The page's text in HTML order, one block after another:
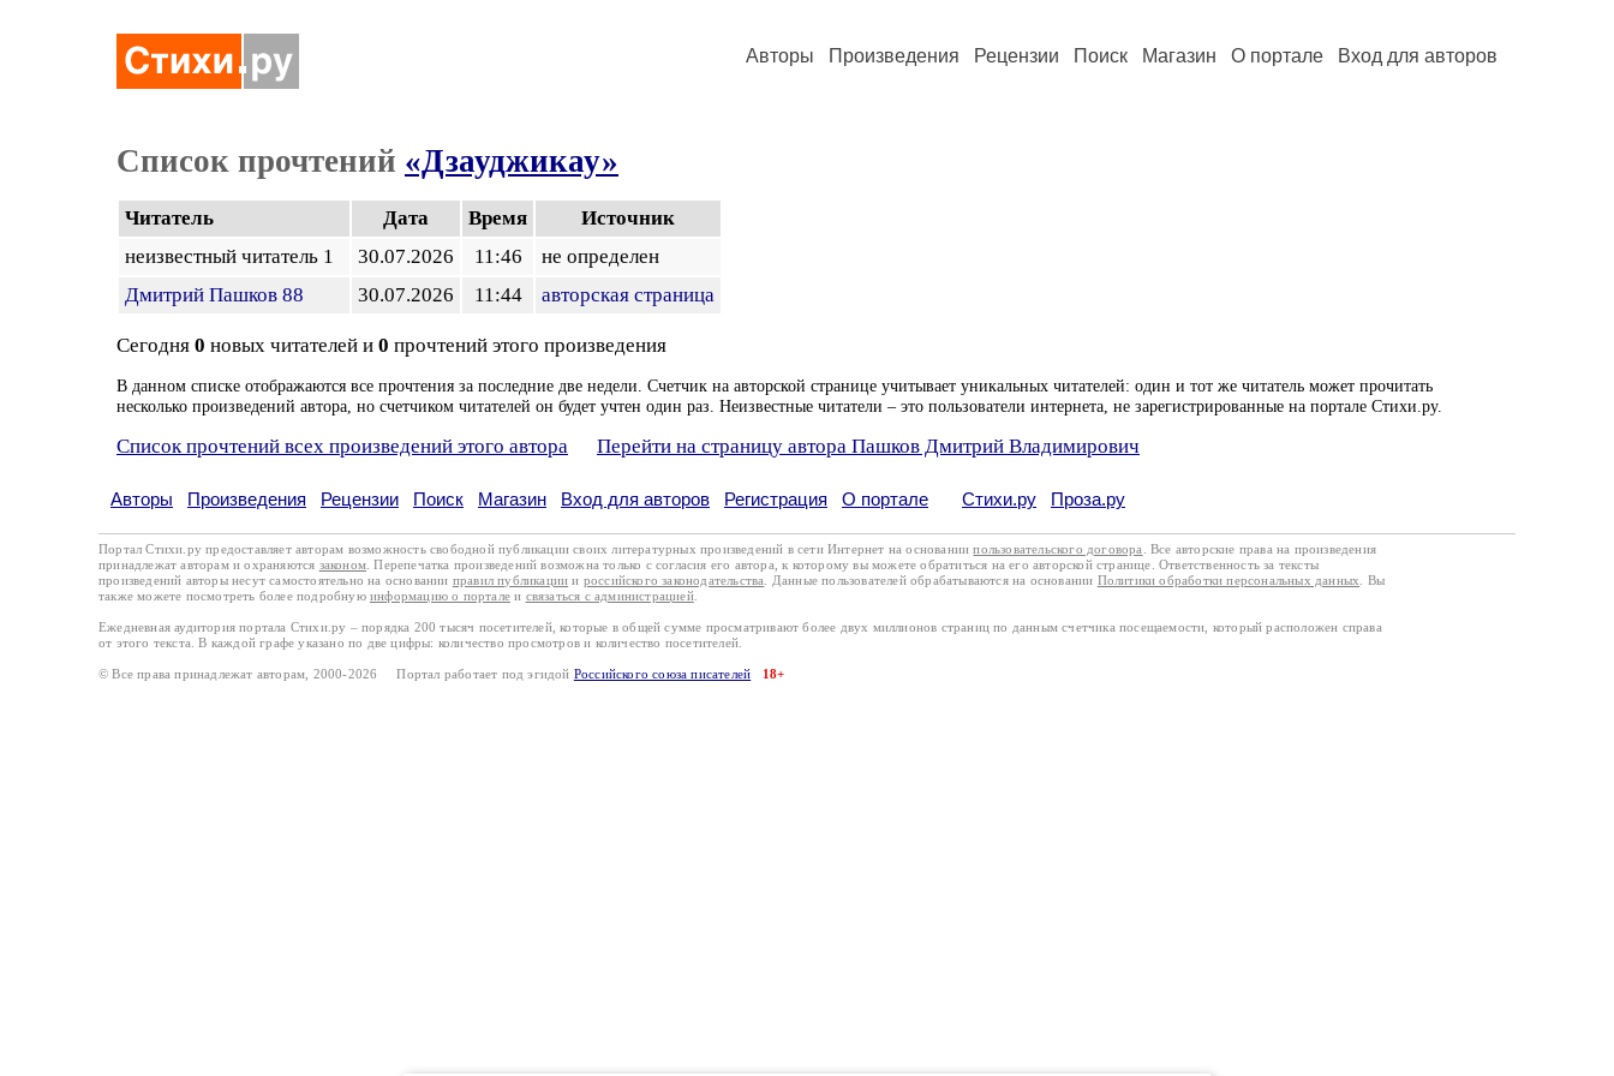
Авторы Произведения Рецензии Поиск Магазин О портале Вход для авторов
Список прочтений «Дзауджикау»
Читатель Дата Время
Источник
неизвестный читатель 1
30.07.2026 11:46
не определен
Дмитрий Пашков 88
30.07.2026 11:44 авторская страница
Сегодня 0 новых читателей и 0 прочтений этого произведения
В данном списке отображаются все прочтения за последние две недели. Счетчик на авторской странице учитывает уникальных читателей: один и тот же читатель может прочитать
несколько произведений автора, но счетчиком читателей он будет учтен один раз. Неизвестные читатели – это пользователи интернета, не зарегистрированные на портале Стихи.ру.
Список прочтений всех произведений этого автора Перейти на страницу автора Пашков Дмитрий Владимирович
Авторы Произведения Рецензии Поиск Магазин Вход для авторов Регистрация О портале Стихи.ру Проза.ру
Портал Стихи.ру предоставляет авторам возможность свободной публикации своих литературных произведений в сети Интернет на основаниипользовательского договора
. Все авторские права на произведения
принадлежат авторам и охраняются законом . Перепечатка произведений возможна только с согласия его автора, к которому вы можете обратиться на его авторской странице. Ответственность за тексты
произведений авторы несут самостоятельно на основании правил публикации и российского законодательства . Данные пользователей обрабатываются на основании Политики обработки персональных данных
. Вы
также можете посмотреть более подробную информацию о портале и связаться с администрацией.
Ежедневная аудитория портала Стихи.ру – порядка 200 тысяч посетителей, которые в общей сумме просматривают более двух миллионов страниц по данным счетчика посещаемости, который расположен справа
от этого текста. В каждой графе указано по две цифры: количество просмотров и количество посетителей.
© Все права принадлежат авторам, 2000-2026 Портал работает под эгидой Российского союза писателей 18+